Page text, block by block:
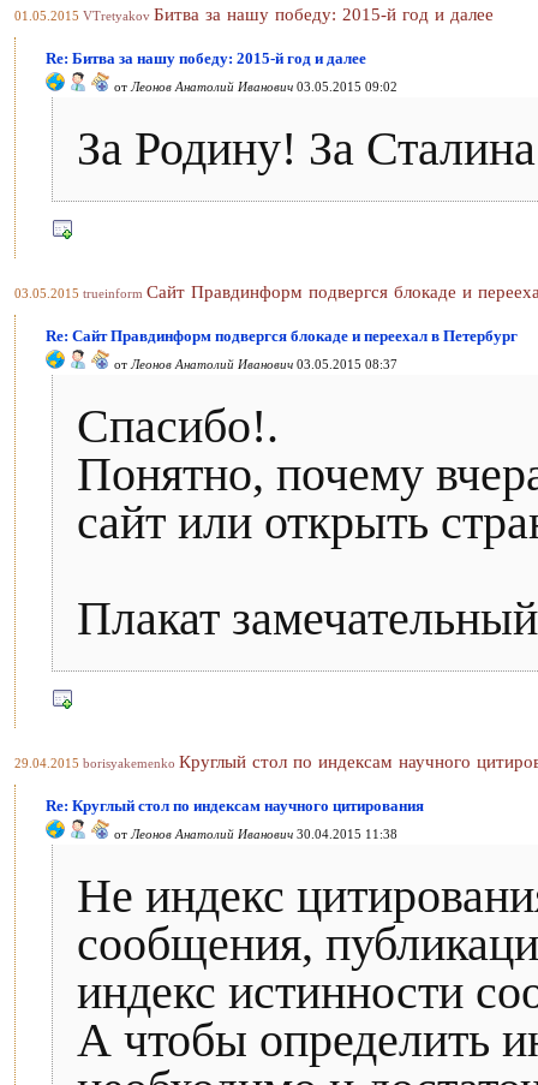
01.05.2015 VTretyakov Битва за нашу победу: 2015-й год и далее
Re: Битва за нашу победу: 2015-й год и далее
от Леонов Анатолий Иванович 03.05.2015 09:02
За Родину! За
03.05.2015 trueinform Сайт Правдинформ подвергся блокаде и
Re: Сайт Правдинформ подвергся блокаде и переехал в Петербург
от Леонов Анатолий Иванович 03.05.2015 08:37
Спасибо!.
Понятно, почему
сайт или открыть
Плакат
29.04.2015 borisyakemenko Круглый стол по индексам научного
Re: Круглый стол по индексам научного цитирования
от Леонов Анатолий Иванович 30.04.2015 11:38
Не индекс
сообщения,
индекс истинности
А чтобы определить